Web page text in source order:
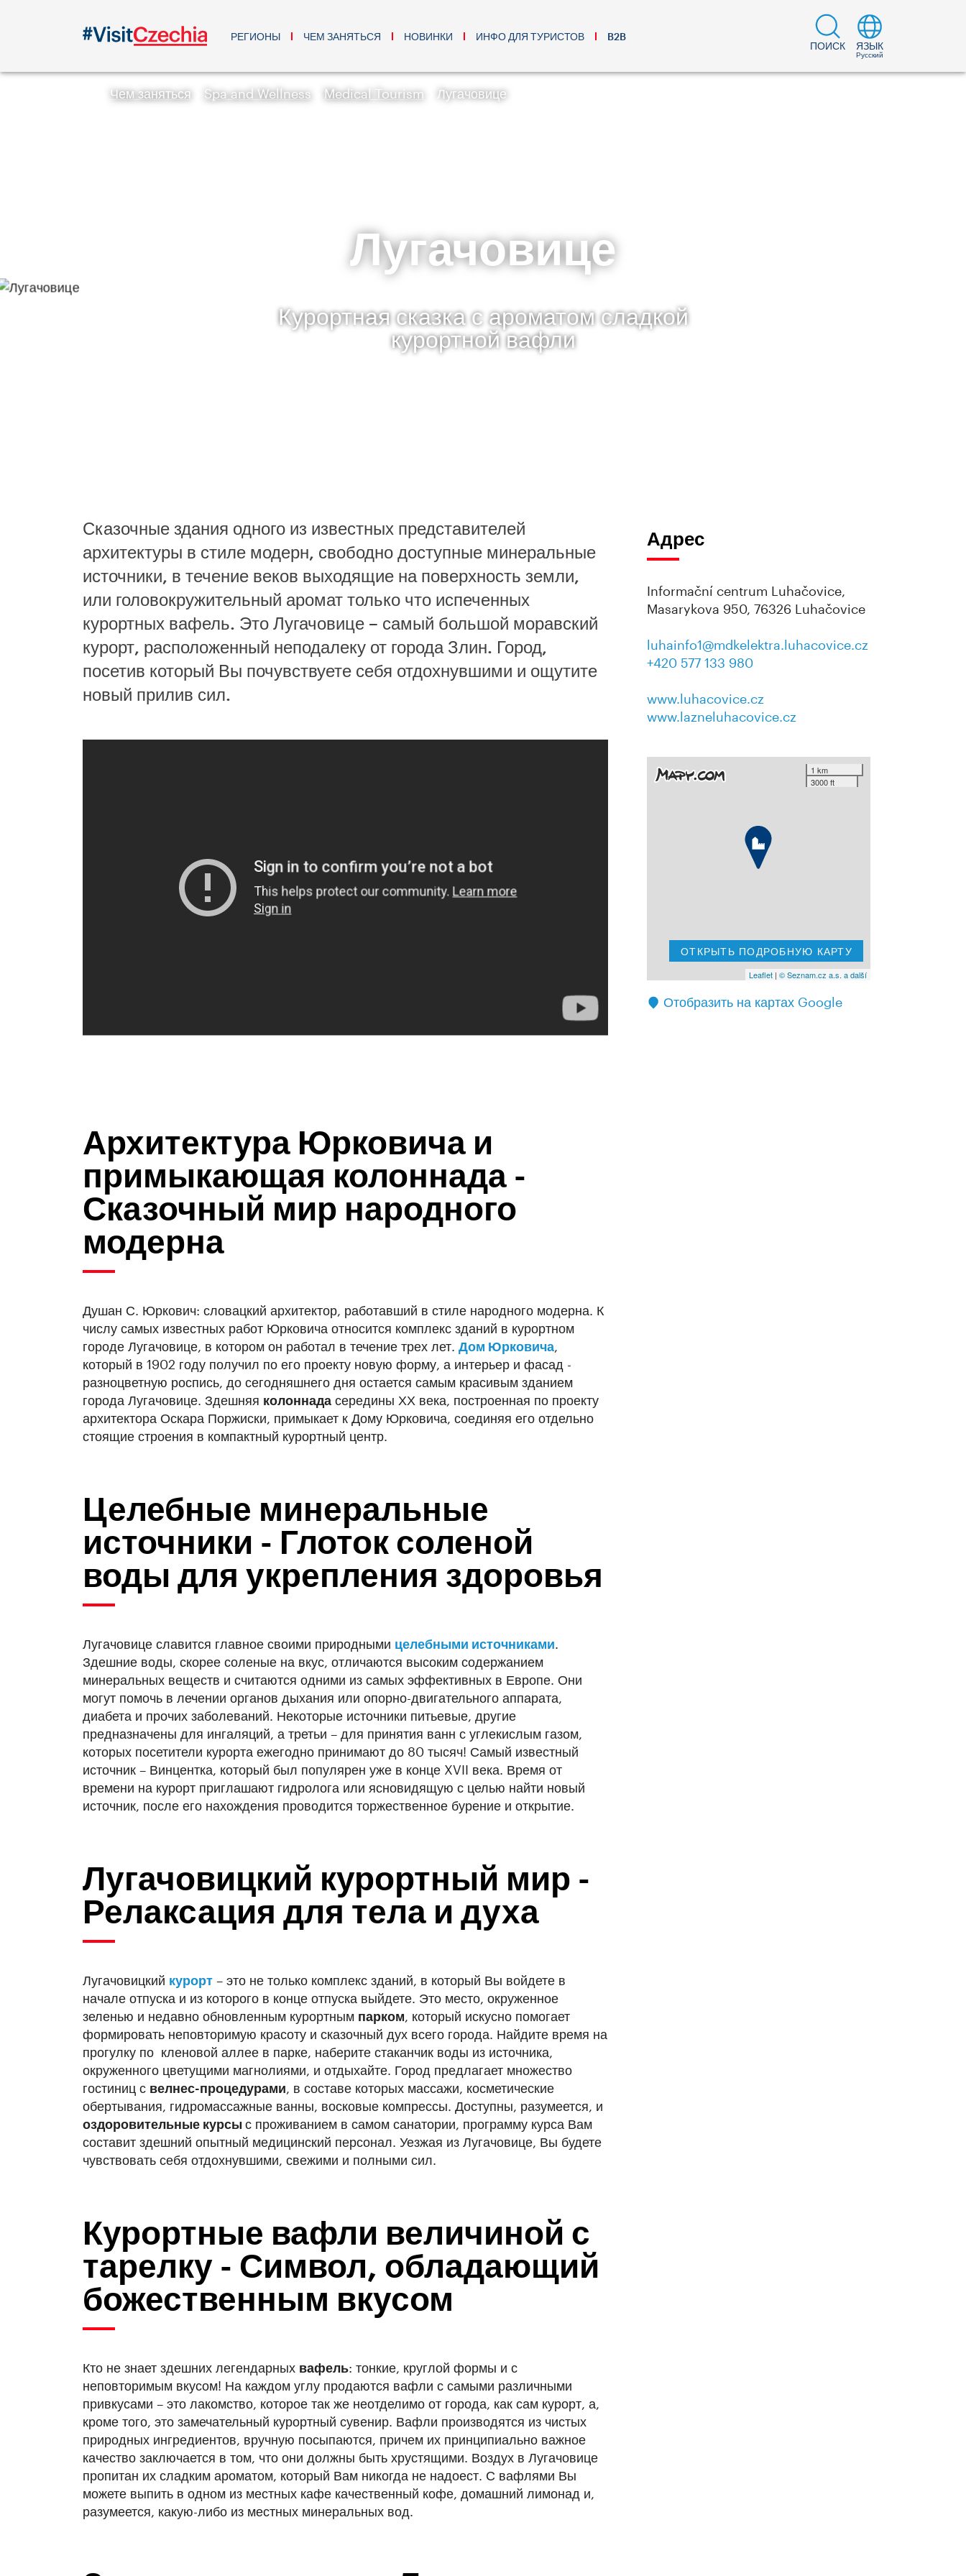
РЕГИОНЫ ЧЕМ ЗАНЯТЬСЯ НОВИНКИ ИНФО ДЛЯ ТУРИСТОВ B2B
ПОИСК ЯЗЫК
Русский
Чем заняться Spa and Wellness Medical Tourism Лугачовице
Лугачовице
Курортная сказка с ароматом сладкой
курортной вафли
Сказочные здания одного из известных представителей
архитектуры в стиле модерн, свободно доступные минеральные
источники, в течение веков выходящие на поверхность земли,
или головокружительный аромат только что испеченных
курортных вафель. Это Лугачовице – самый большой моравский
курорт, расположенный неподалеку от города Злин. Город,
посетив который Вы почувствуете себя отдохнувшими и ощутите
новый прилив сил.
Архитектура Юрковича и
примыкающая колоннада -
Сказочный мир народного
модерна
Душан С. Юркович: словацкий архитектор, работавший в стиле народного модерна. К
числу самых известных работ Юрковича относится комплекс зданий в курортном
городе Лугачовице, в котором он работал в течение трех лет. Дом Юрковича,
который в 1902 году получил по его проекту новую форму, а интерьер и фасад -
разноцветную роспись, до сегодняшнего дня остается самым красивым зданием
города Лугачовице. Здешняя колоннада середины ХХ века, построенная по проекту
архитектора Оскара Поржиски, примыкает к Дому Юрковича, соединяя его отдельно
стоящие строения в компактный курортный центр.
Целебные минеральные
источники - Глоток соленой
воды для укрепления здоровья
Лугачовице славится главное своими природными целебными источниками.
Здешние воды, скорее соленые на вкус, отличаются высоким содержанием
минеральных веществ и считаются одними из самых эффективных в Европе. Они
могут помочь в лечении органов дыхания или опорно-двигательного аппарата,
диабета и прочих заболеваний. Некоторые источники питьевые, другие
предназначены для ингаляций, а третьи – для принятия ванн с углекислым газом,
которых посетители курорта ежегодно принимают до 80 тысяч! Самый известный
источник – Винцентка, который был популярен уже в конце XVII века. Время от
времени на курорт приглашают гидролога или ясновидящую с целью найти новый
источник, после его нахождения проводится торжественное бурение и открытие.
Лугачовицкий курортный мир -
Релаксация для тела и духа
Лугачовицкий курорт – это не только комплекс зданий, в который Вы войдете в
начале отпуска и из которого в конце отпуска выйдете. Это место, окруженное
зеленью и недавно обновленным курортным парком, который искусно помогает
формировать неповторимую красоту и сказочный дух всего города. Найдите время на
прогулку по кленовой аллее в парке, наберите стаканчик воды из источника,
окруженного цветущими магнолиями, и отдыхайте. Город предлагает множество
гостиниц с велнес-процедурами, в составе которых массажи, косметические
обертывания, гидромассажные ванны, восковые компрессы. Доступны, разумеется, и
оздоровительные курсыс проживанием в самом санатории, программу курса Вам
составит здешний опытный медицинский персонал. Уезжая из Лугачовице, Вы будете
чувствовать себя отдохнувшими, свежими и полными сил.
Курортные вафли величиной с
тарелку - Символ, обладающий
божественным вкусом
Кто не знает здешних легендарных вафель: тонкие, круглой формы и с
неповторимым вкусом! На каждом углу продаются вафли с самыми различными
привкусами – это лакомство, которое так же неотделимо от города, как сам курорт, а,
кроме того, это замечательный курортный сувенир. Вафли производятся из чистых
природных ингредиентов, вручную посыпаются, причем их принципиально важное
качество заключается в том, что они должны быть хрустящими. Воздух в Лугачовице
пропитан их сладким ароматом, который Вам никогда не надоест. С вафлями Вы
можете выпить в одном из местных кафе качественный кофе, домашний лимонад и,
разумеется, какую-либо из местных минеральных вод.
Адрес
Informační centrum Luhačovice,
Masarykova 950, 76326 Luhačovice
luhainfo1@mdkelektra.luhacovice.cz
+420 577 133 980
www.luhacovice.cz
www.lazneluhacovice.cz
1 km
3000 ft
ОТКРЫТЬ ПОДРОБНУЮ КАРТУ
Leaflet| © Seznam.cz a.s. a další
Отобразить на картах Google